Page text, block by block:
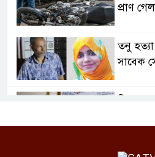
প্রাণ
তনু হত্যা
সাবেক